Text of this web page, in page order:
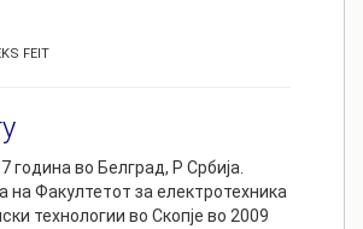
FEIT
година во Белград, Р Србија.
на Факултетот за електротехника
технологии во Скопје во 2009